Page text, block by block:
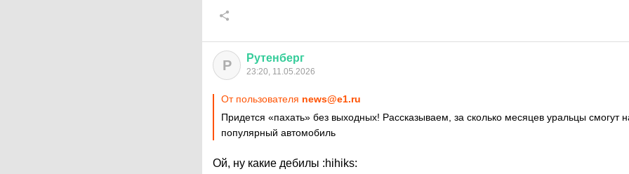
Р Рутенберг
23:20, 11.05.2026
От пользователя news@e1.ru
Придется «пахать» без выходных! Рассказываем, за сколько месяцев уральцы смогут
популярный автомобиль
Ой, ну какие дебилы :hihiks: